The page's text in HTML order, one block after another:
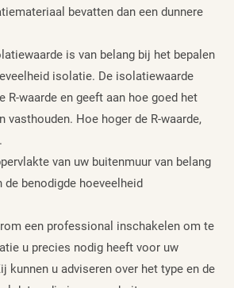
bevatten dan een dunnere
is van belang bij het bepalen
isolatie. De isolatiewaarde
R-waarde en geeft aan hoe goed het
vasthouden. Hoe hoger de R-waarde,
van uw buitenmuur van belang
de benodigde hoeveelheid
een professional inschakelen om te
u precies nodig heeft voor uw
kunnen u adviseren over het type en de